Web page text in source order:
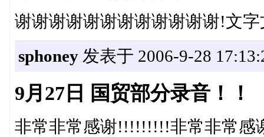
谢谢谢谢谢谢谢谢谢谢谢谢!文
sphoney发表于 2006-9-28
9月27日 国贸部分录音！！
非常非常感谢!!!!!!!!!非常非常